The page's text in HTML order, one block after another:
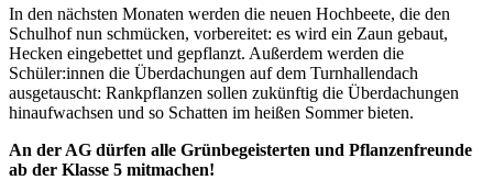
In den nächsten Monaten werden die neuen Hochbeete, die den
Schulhof nun schmücken, vorbereitet: es wird ein Zaun gebaut,
Hecken eingebettet und gepflanzt. Außerdem werden die
Schüler:innen die Überdachungen auf dem Turnhallendach
ausgetauscht: Rankpflanzen sollen zukünftig die Überdachungen
hinaufwachsen und so Schatten im heißen Sommer bieten.
An der AG dürfen alle Grünbegeisterten und Pflanzenfreunde
ab der Klasse 5 mitmachen!